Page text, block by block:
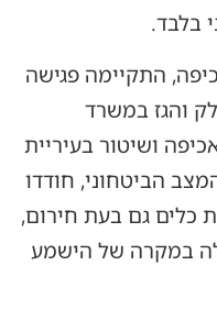
בלבד.
התקיימה פגישה
והגז במשרד
ושיטור בעיריית
הביטחוני, חודדו
כלים גם בעת חירום,
במקרה של הישמע